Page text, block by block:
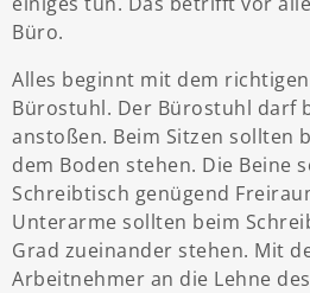
Büro.
Alles beginnt mit dem
Bürostuhl. Der Bürostuhl darf
anstoßen. Beim Sitzen sollten
dem Boden stehen. Die Beine
Schreibtisch genügend
Unterarme sollten beim
Grad zueinander stehen. Mit
Arbeitnehmer an die Lehne